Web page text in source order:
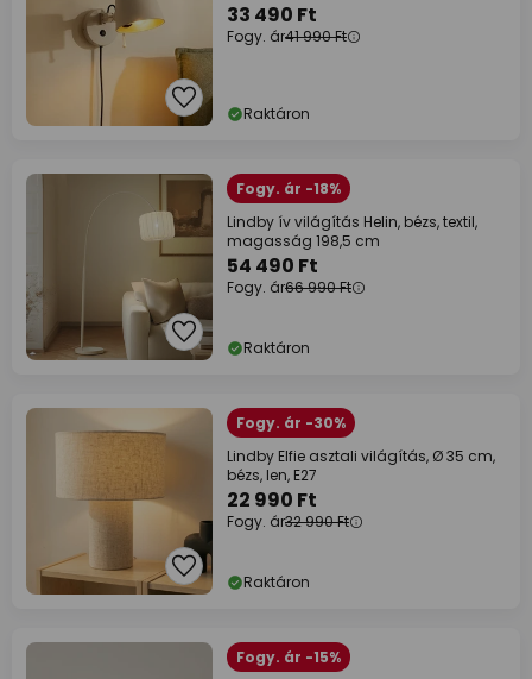
33 490 Ft
Fogy. ár41 990 Ft
Raktáron
Fogy. ár -18%
Lindby ív világítás Helin, bézs, textil,
magasság 198,5 cm
54 490 Ft
Fogy. ár66 990 Ft
Raktáron
Fogy. ár -30%
Lindby Elfie asztali világítás, Ø 35 cm,
bézs, len, E27
22 990 Ft
Fogy. ár32 990 Ft
Raktáron
Fogy. ár -15%